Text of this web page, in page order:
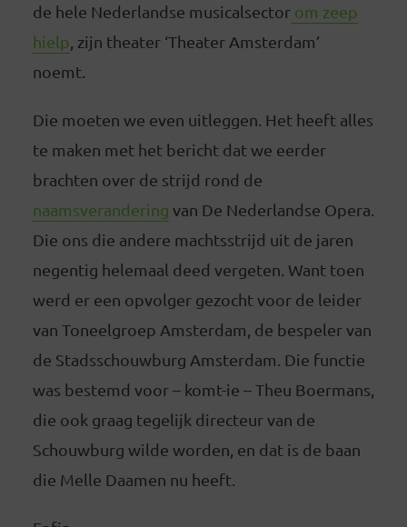
de hele Nederlandse musicalsectorom zeep
hielp , zijn theater ‘Theater Amsterdam’
noemt.
Die moeten we even uitleggen. Het heeft alles
te maken met het bericht dat we eerder
brachten over de strijd rond de
naamsverandering van De Nederlandse Opera.
Die ons die andere machtsstrijd uit de jaren
negentig helemaal deed vergeten. Want toen
werd er een opvolger gezocht voor de leider
van Toneelgroep Amsterdam, de bespeler van
de Stadsschouwburg Amsterdam. Die functie
was bestemd voor – komt-ie – Theu Boermans,
die ook graag tegelijk directeur van de
Schouwburg wilde worden, en dat is de baan
die Melle Daamen nu heeft.